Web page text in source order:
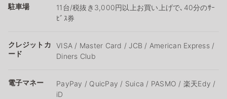
駐車場
11台/税抜き3,000円以上お買い上げで､40分のｻｰ
ﾋﾞｽ券
クレジットカ
ード
VISA / Master Card / JCB / American Express /
Diners Club
電子マネー
PayPay / QuicPay / Suica / PASMO / 楽天Edy /
iD